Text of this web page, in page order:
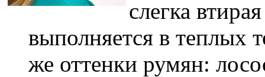
слегка
выполняется в теплых
же оттенки румян: